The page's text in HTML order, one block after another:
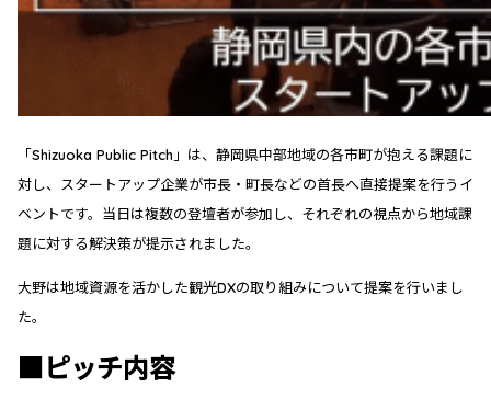
「Shizuoka Public Pitch」は、静岡県中部地域の各市町が抱える課題に
対し、スタートアップ企業が市長・町長などの首長へ直接提案を行うイ
ベントです。当日は複数の登壇者が参加し、それぞれの視点から地域課
題に対する解決策が提示されました。
大野は地域資源を活かした観光DXの取り組みについて提案を行いまし
た。
■ピッチ内容